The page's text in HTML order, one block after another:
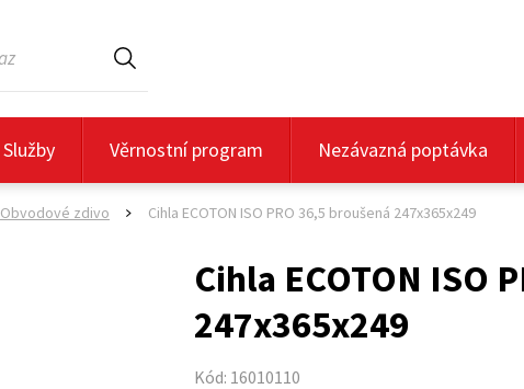
Služby Věrnostní program Nezávazná poptávka
Obvodové zdivo Cihla ECOTON ISO PRO 36,5 broušená 247x365x249
Cihla ECOTON ISO
247x365x249
Kód: 16010110